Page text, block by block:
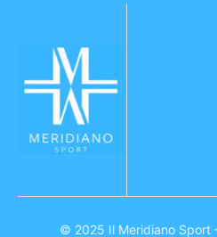
© 2025 Il Meridiano Sport